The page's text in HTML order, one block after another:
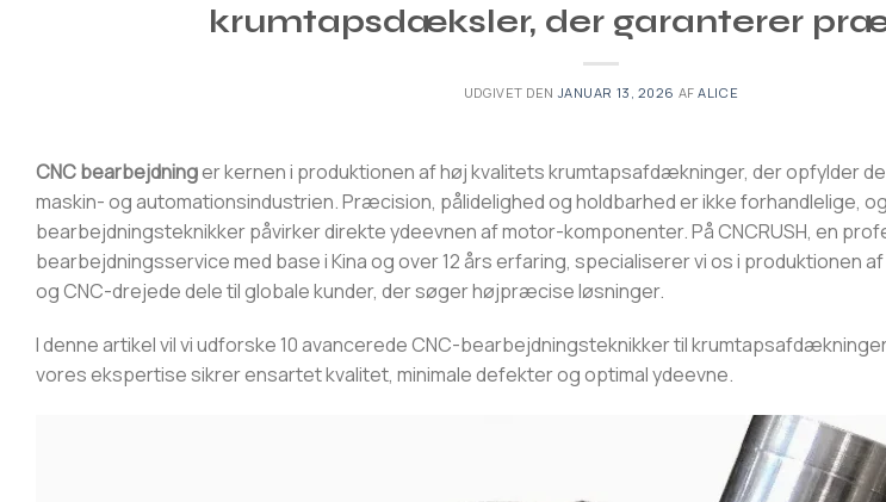
krumtapsdæksler, der garanterer
UDGIVET DENJANUAR 13, 2026 AFALICE
CNC bearbejdninger kernen i produktionen af høj kvalitets krumtapsafdækninger, der opfylder
maskin- og automationsindustrien. Præcision, pålidelighed og holdbarhed er ikke forhandlelige,
bearbejdningsteknikker påvirker direkte ydeevnen af motor-komponenter. På CNCRUSH, en
bearbejdningsservice med base i Kina og over 12 års erfaring, specialiserer vi os i produktionen
og CNC-drejede dele til globale kunder, der søger højpræcise løsninger.
I denne artikel vil vi udforske 10 avancerede CNC-bearbejdningsteknikker til
vores ekspertise sikrer ensartet kvalitet, minimale defekter og optimal ydeevne.